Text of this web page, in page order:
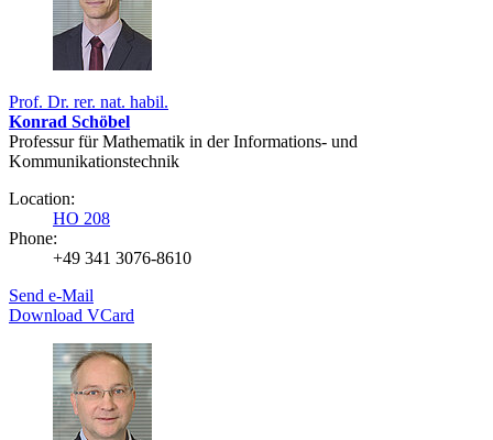
Prof. Dr. rer. nat. habil.
Konrad Schöbel
Professur für Mathematik in der Informations- und
Kommunikationstechnik
Location:
HO 208
Phone:
+49 341 3076-8610
Send e-Mail
Download VCard